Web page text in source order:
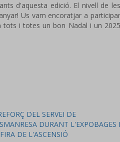
d'aquesta edició. El nivell de les
Us vam encoratjar a participar
tots i totes un bon Nadal i un 2025